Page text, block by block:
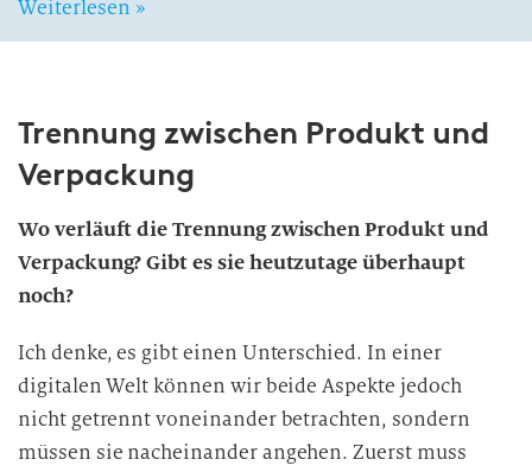
Weiterlesen »
Trennung zwischen Produkt und
Verpackung
Wo verläuft die Trennung zwischen Produkt und
Verpackung? Gibt es sie heutzutage überhaupt
noch?
Ich denke, es gibt einen Unterschied. In einer
digitalen Welt können wir beide Aspekte jedoch
nicht getrennt voneinander betrachten, sondern
müssen sie nacheinander angehen. Zuerst muss